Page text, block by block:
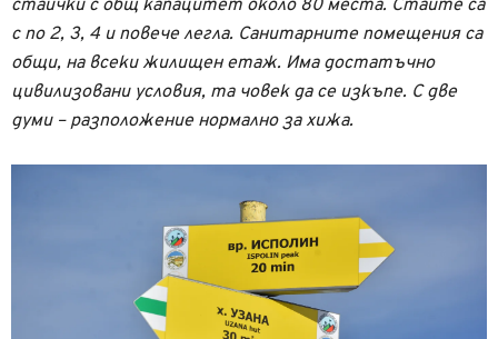
стаички с общ капацитет около 80 места. Стаите са
с по 2, 3, 4 и повече легла. Санитарните помещения са
общи, на всеки жилищен етаж. Има достатъчно
цивилизовани условия, та човек да се изкъпе. С две
думи – разположение нормално за хижа.